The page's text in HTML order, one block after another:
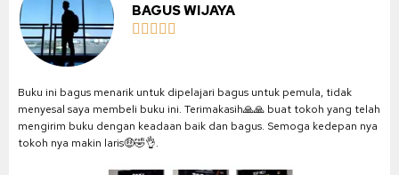
BAGUS WIJAYA
    
Buku ini bagus menarik untuk dipelajari bagus untuk pemula, tidak
menyesal saya membeli buku ini. Terimakasih🙏🙏 buat tokoh yang telah
mengirim buku dengan keadaan baik dan bagus. Semoga kedepan nya
tokoh nya makin laris🤑🤣👌.